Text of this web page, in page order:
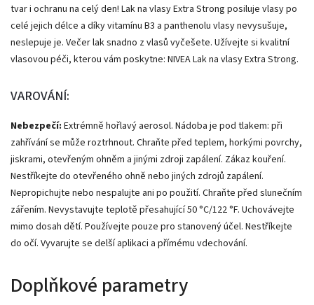
tvar i ochranu na celý den! Lak na vlasy Extra Strong posiluje vlasy po
celé jejich délce a díky vitamínu B3 a panthenolu vlasy nevysušuje,
neslepuje je. Večer lak snadno z vlasů vyčešete. Užívejte si kvalitní
vlasovou péči, kterou vám poskytne: NIVEA Lak na vlasy Extra Strong.
VAROVÁNÍ:
Nebezpečí: Extrémně hořlavý aerosol. Nádoba je pod tlakem: při
zahřívání se může roztrhnout. Chraňte před teplem, horkými povrchy,
jiskrami, otevřeným ohněm a jinými zdroji zapálení. Zákaz kouření.
Nestříkejte do otevřeného ohně nebo jiných zdrojů zapálení.
Nepropichujte nebo nespalujte ani po použití. Chraňte před slunečním
zářením. Nevystavujte teplotě přesahující 50 °C/122 °F. Uchovávejte
mimo dosah dětí. Používejte pouze pro stanovený účel. Nestříkejte
do očí. Vyvarujte se delší aplikaci a přímému vdechování.
Doplňkové parametry